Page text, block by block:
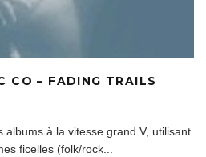
CO – FADING TRAILS
albums à la vitesse grand V, utilisant
ficelles (folk/rock